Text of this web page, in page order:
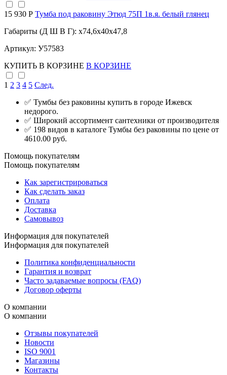
15 930 Р Тумба под раковину Этюд 75П 1в.я. белый глянец
Габариты (Д Ш В Г): x74,6x40x47,8
Артикул: У57583
КУПИТЬ В КОРЗИНЕ В КОРЗИНЕ
1 2 3 4 5 След.
✅ Тумбы без раковины купить в городе Ижевск
недорого.
✅ Широкий ассортимент сантехники от производителя
✅ 198 видов в каталоге Тумбы без раковины по цене от
4610.00 руб.
Помощь покупателям
Помощь покупателям
Как зарегистрироваться
Как сделать заказ
Оплата
Доставка
Самовывоз
Информация для покупателей
Информация для покупателей
Политика конфиденциальности
Гарантия и возврат
Часто задаваемые вопросы (FAQ)
Договор оферты
О компании
О компании
Отзывы покупателей
Новости
ISO 9001
Магазины
Контакты